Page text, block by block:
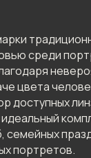
среди
цвета
доступных
семейных
портретов.
вас